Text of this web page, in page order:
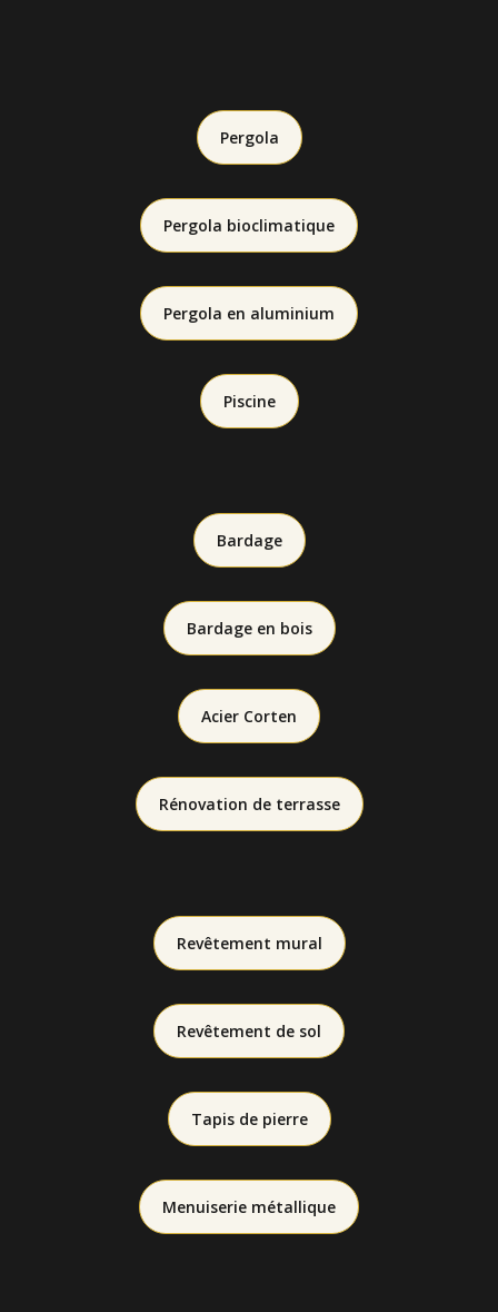
Pergola
Pergola bioclimatique
Pergola en aluminium
Piscine
Bardage
Bardage en bois
Acier Corten
Rénovation de terrasse
Revêtement mural
Revêtement de sol
Tapis de pierre
Menuiserie métallique